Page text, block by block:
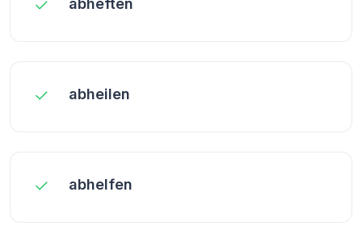
abheften
abheilen
abhelfen